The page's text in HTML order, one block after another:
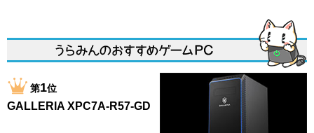
第1位
GALLERIA XPC7A-R57-GD